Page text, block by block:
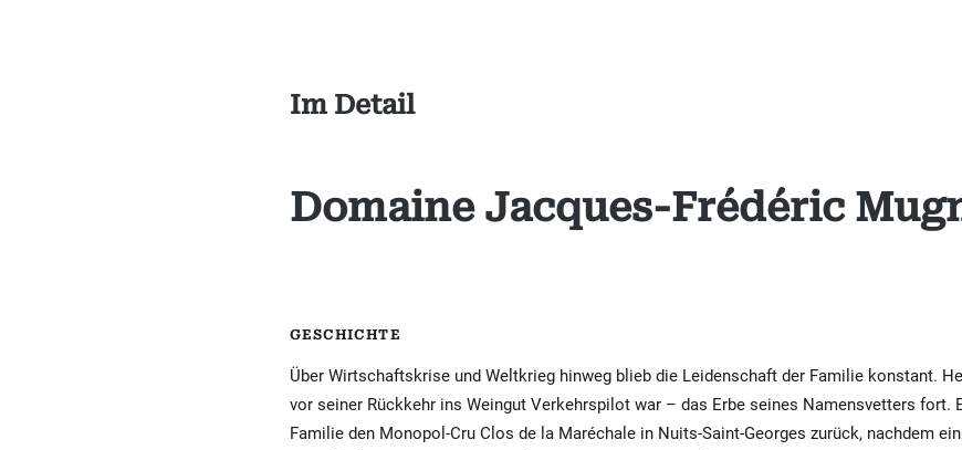
Im Detail
Domaine Jacques-Frédéric
GESCHICHTE
Über Wirtschaftskrise und Weltkrieg hinweg blieb die Leidenschaft der Familie konstant.
vor seiner Rückkehr ins Weingut Verkehrspilot war – das Erbe seines Namensvetters fort.
Familie den Monopol-Cru Clos de la Maréchale in Nuits-Saint-Georges zurück, nachdem